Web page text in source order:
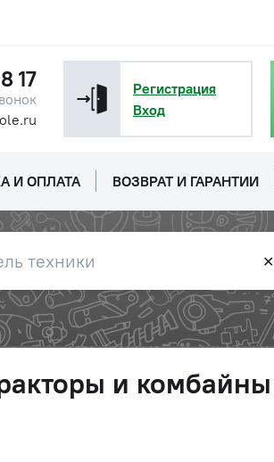
17
Регистрация
Вход
И ОПЛАТА ВОЗВРАТ И ГАРАНТИИ
✕
и комбайны